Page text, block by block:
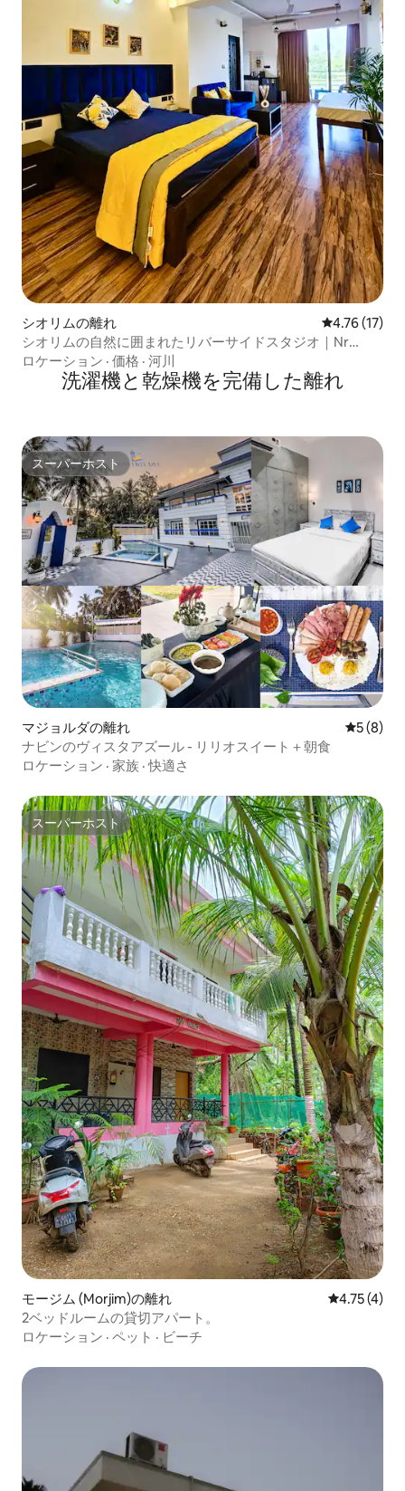
シオリムの離れ レビュー17
4.76 (17)
シオリムの自然に囲まれたリバーサイドスタジオ｜Nr
Thalassa
ロケーション · 価格 · 河川
洗濯機と乾燥機を完備した離れ
スーパーホスト
スーパーホスト
マジョルダの離れ レビュー
5 (8)
ナビンのヴィスタアズール - リリオスイート＋朝食
ロケーション · 家族 ·快適さ
スーパーホスト
スーパーホスト
モージム (Morjim)の離れ レビュー4
4.75 (4)
2ベッドルームの貸切アパート。
ロケーション · ペット · ビーチ